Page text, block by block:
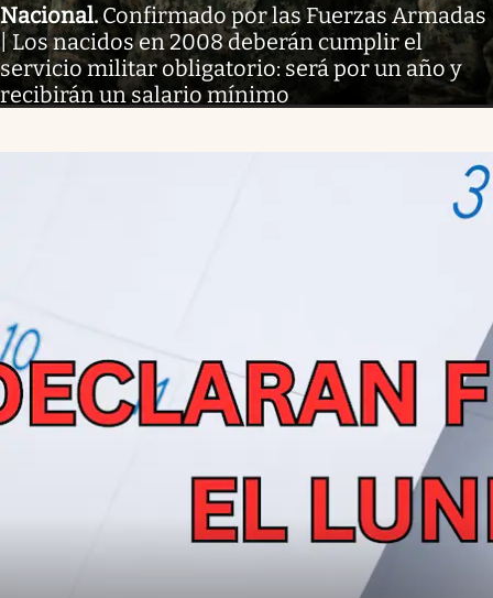
Nacional. Confirmado por las Fuerzas Armadas
| Los nacidos en 2008 deberán cumplir el
servicio militar obligatorio: será por un año y
recibirán un salario mínimo